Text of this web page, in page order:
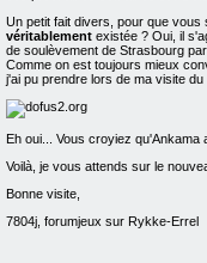
Un petit fait divers, pour que vous
véritablement existée ? Oui, il
de soulèvement de Strasbourg
Comme on est toujours mieux
j'ai pu prendre lors de ma visite
Eh oui... Vous croyiez
Voilà, je vous attends sur le
Bonne visite,
7804j, forumjeux sur Rykke-Errel